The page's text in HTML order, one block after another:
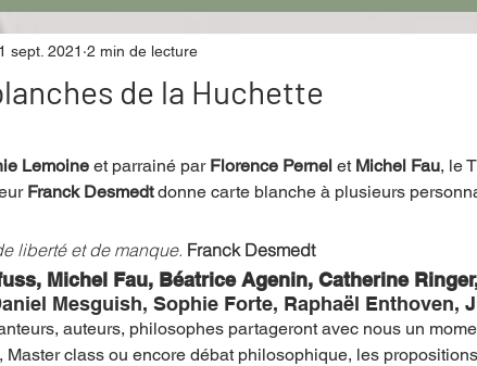
de voyage Fooding - Restaurant
Spécial Famille
- Musée Hommage
de la Huchette
sept. 2021 2 min de lecture
Lemoine et parrainé par Florence Pernel et Michel Fau, le
Franck Desmedt donne carte blanche à plusieurs
liberté et de manque. Franck Desmedt
Michel Fau, Béatrice Agenin, Catherine
Mesguish, Sophie Forte, Raphaël Enthoven,
auteurs, philosophes partageront avec nous un
Master class ou encore débat philosophique, les